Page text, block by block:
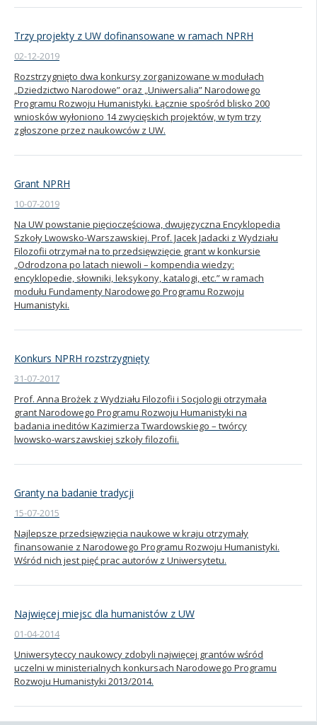
Trzy projekty z UW dofinansowane w ramach NPRH
02-12-2019
Rozstrzygnięto dwa konkursy zorganizowane w modułach
„Dziedzictwo Narodowe” oraz „Uniwersalia” Narodowego
Programu Rozwoju Humanistyki. Łącznie spośród blisko 200
wniosków wyłoniono 14 zwycięskich projektów, w tym trzy
zgłoszone przez naukowców z UW.
Grant NPRH
10-07-2019
Na UW powstanie pięcioczęściowa, dwujęzyczna Encyklopedia
Szkoły Lwowsko-Warszawskiej. Prof. Jacek Jadacki z Wydziału
Filozofii otrzymał na to przedsięwzięcie grant w konkursie
„Odrodzona po latach niewoli – kompendia wiedzy:
encyklopedie, słowniki, leksykony, katalogi, etc.” w ramach
modułu Fundamenty Narodowego Programu Rozwoju
Humanistyki.
Konkurs NPRH rozstrzygnięty
31-07-2017
Prof. Anna Brożek z Wydziału Filozofii i Socjologii otrzymała
grant Narodowego Programu Rozwoju Humanistyki na
badania ineditów Kazimierza Twardowskiego – twórcy
lwowsko-warszawskiej szkoły filozofii.
Granty na badanie tradycji
15-07-2015
Najlepsze przedsięwzięcia naukowe w kraju otrzymały
finansowanie z Narodowego Programu Rozwoju Humanistyki.
Wśród nich jest pięć prac autorów z Uniwersytetu.
Najwięcej miejsc dla humanistów z UW
01-04-2014
Uniwersyteccy naukowcy zdobyli najwięcej grantów wśród
uczelni w ministerialnych konkursach Narodowego Programu
Rozwoju Humanistyki 2013/2014.